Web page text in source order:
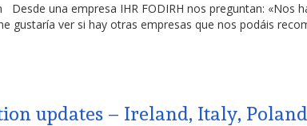
una empresa IHR FODIRH nos preguntan: «Nos
gustaría ver si hay otras empresas que nos podáis
updates – Ireland, Italy,